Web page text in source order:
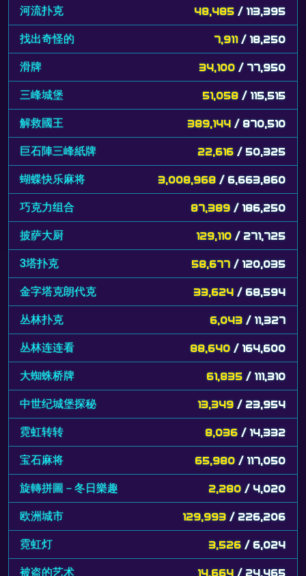
河流扑克 48,485 / 113,395
找出奇怪的 7,911 / 18,250
滑牌 34,100 / 77,950
三峰城堡 51,058 / 115,515
解救國王 389,144 / 870,510
巨石陣三峰紙牌 22,616 / 50,325
蝴蝶快乐麻将 3,008,968 / 6,663,860
巧克力组合 87,389 / 186,250
披萨大厨 129,110 / 271,725
3塔扑克 58,677 / 120,035
金字塔克朗代克 33,624 / 68,594
丛林扑克 6,043 / 11,327
丛林连连看 88,640 / 164,600
大蜘蛛桥牌 61,835 / 111,310
中世纪城堡探秘 13,349 / 23,954
霓虹转转 8,036 / 14,332
宝石麻将 65,980 / 117,050
旋轉拼圖－冬日樂趣 2,280 / 4,020
欧洲城市 129,993 / 226,206
霓虹灯 3,526 / 6,024
被盗的艺术 14,664 / 24,465